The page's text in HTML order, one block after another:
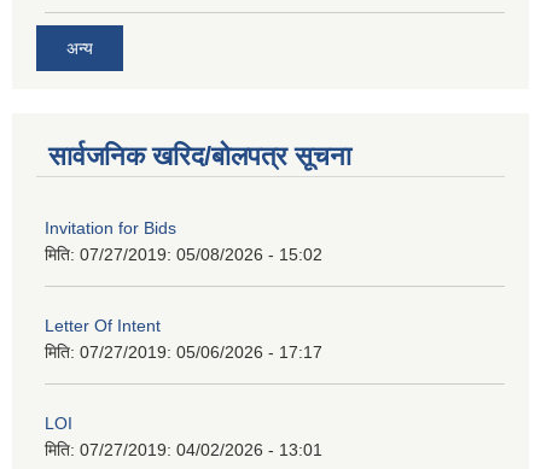
अन्य
सार्वजनिक खरिद/बोलपत्र सूचना
Invitation for Bids
मिति: 07/27/2019: 05/08/2026 - 15:02
Letter Of Intent
मिति: 07/27/2019: 05/06/2026 - 17:17
LOI
मिति: 07/27/2019: 04/02/2026 - 13:01